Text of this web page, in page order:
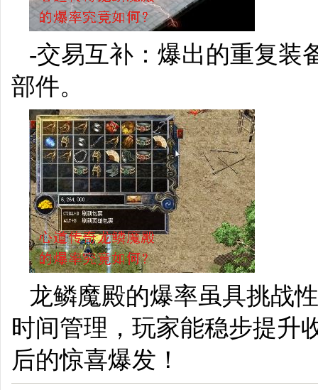
-交易互补：爆出的重复装
部件。
龙鳞魔殿的爆率虽具挑战
时间管理，玩家能稳步提升
后的惊喜爆发！